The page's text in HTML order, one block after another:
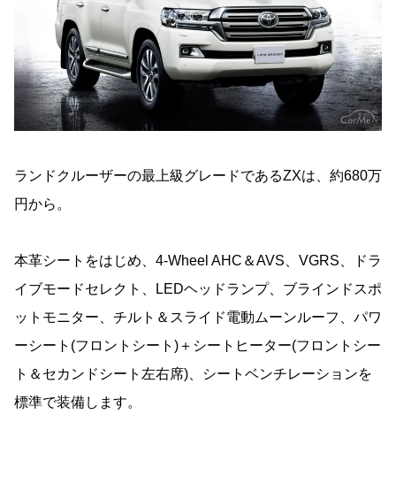
ランドクルーザーの最上級グレードであるZXは、約680万
円から。
本革シートをはじめ、4-Wheel AHC＆AVS、VGRS、ドラ
イブモードセレクト、LEDヘッドランプ、ブラインドスポ
ットモニター、チルト＆スライド電動ムーンルーフ、パワ
ーシート(フロントシート)＋シートヒーター(フロントシー
ト＆セカンドシート左右席)、シートベンチレーションを
標準で装備します。